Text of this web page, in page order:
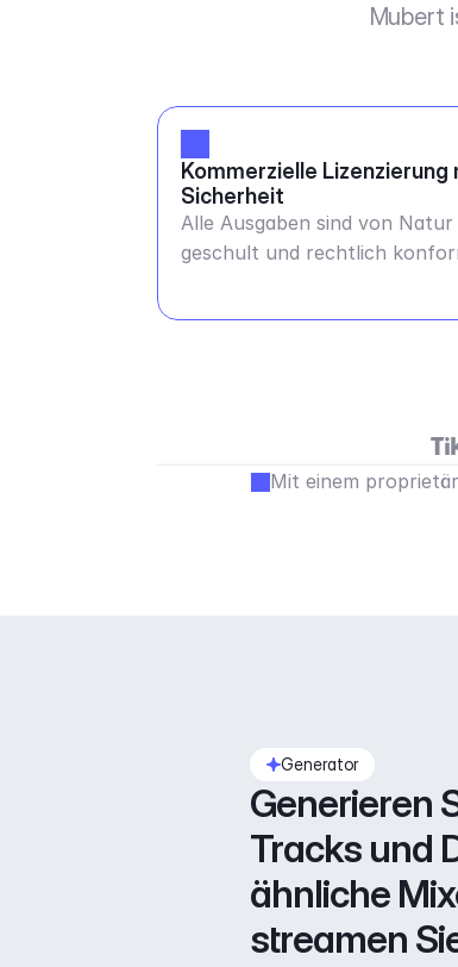
Mubert
Kommerzielle Lizenzierung
Sicherheit
Alle Ausgaben sind von Natur
geschult und rechtlich
Mit einem
Generator
Generieren
Tracks und
ähnliche
streamen